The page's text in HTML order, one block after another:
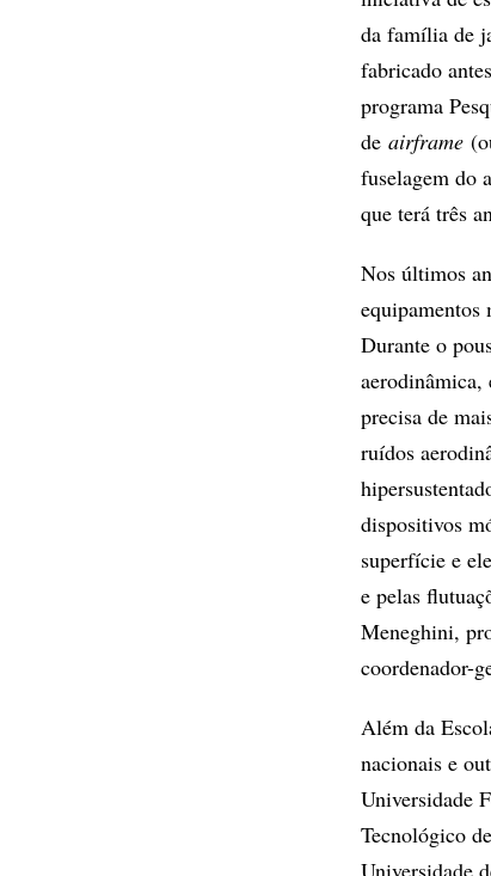
da família de
fabricado
programa
de airframe
fuselagem do
que terá três
Nos últimos
equipamentos
Durante o
aerodinâmica,
precisa de
ruídos
dispositivos
superfície e
e pelas
Meneghini,
coordenador-
Além da
nacionais e
Universidade
Tecnológico
Universidade